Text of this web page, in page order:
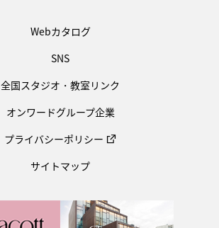
Webカタログ
SNS
全国スタジオ・教室リンク
オンワードグループ企業
プライバシーポリシー
サイトマップ